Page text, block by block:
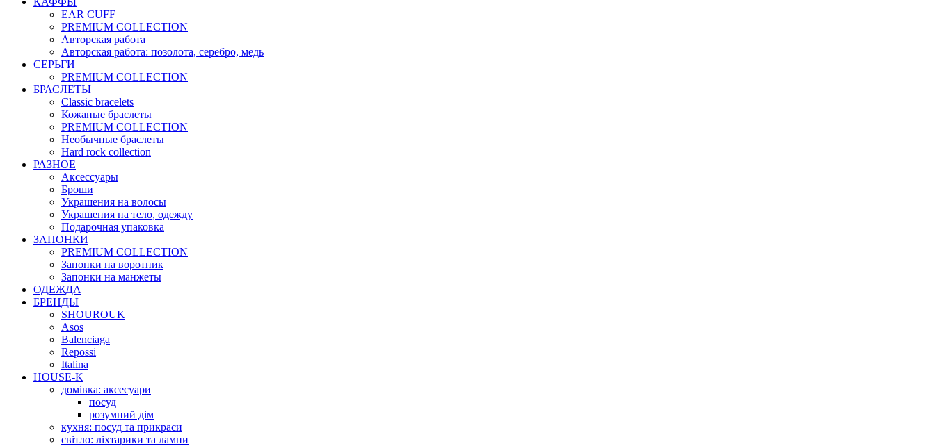
EAR CUFF
PREMIUM COLLECTION
Авторская работа
Авторская работа: позолота, серебро, медь
СЕРЬГИ
PREMIUM COLLECTION
БРАСЛЕТЫ
Classic bracelets
Кожаные браслеты
PREMIUM COLLECTION
Необычные браслеты
Hard rock collection
РАЗНОЕ
Аксессуары
Броши
Украшения на волосы
Украшения на тело, одежду
Подарочная упаковка
ЗАПОНКИ
PREMIUM COLLECTION
Запонки на воротник
Запонки на манжеты
ОДЕЖДА
БРЕНДЫ
SHOUROUK
Asos
Balenciaga
Repossi
Italina
HOUSE-K
домівка: аксесуари
посуд
розумний дім
кухня: посуд та прикраси
світло: ліхтарики та лампи